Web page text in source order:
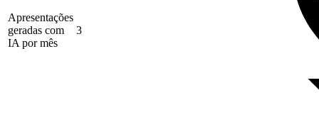
Apresentações
geradas com
IA por mês
3